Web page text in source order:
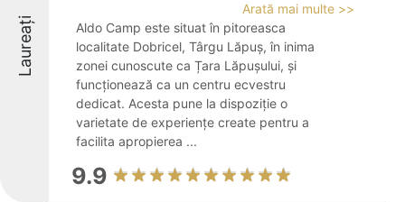
Laureați
Arată mai multe >>
Aldo Camp este situat în pitoreasca
localitate Dobricel, Târgu Lăpuș, în inima
zonei cunoscute ca Țara Lăpușului, și
funcționează ca un centru ecvestru
dedicat. Acesta pune la dispoziție o
varietate de experiențe create pentru a
facilita apropierea ...
9.9